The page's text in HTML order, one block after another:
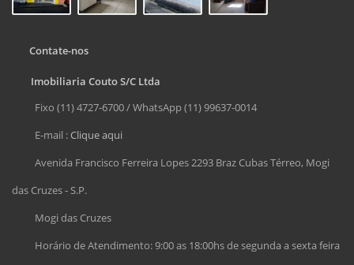
Contate-nos
Imobiliaria Couto S/C Ltda
Fixo (11) 4727-6700 / WhatsApp (11) 99637-0014
E-mail :Clique aqui
Avenida Francisco Ferreira Lopes 2293 Braz Cubas Térreo, Mogi
das Cruzes - S.P.
Mogi das Cruzes
Horário de Atendimento: 9:00 as 18:00hs de segunda a sexta feira